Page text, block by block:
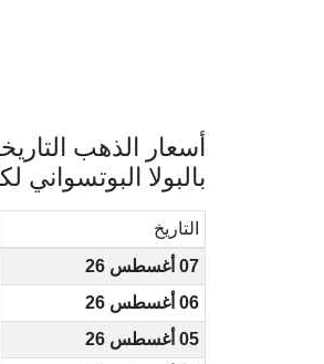
أسعار الذهب
بالبولا البوتسواني
التاريخ
07 أغسطس 26
06 أغسطس 26
05 أغسطس 26